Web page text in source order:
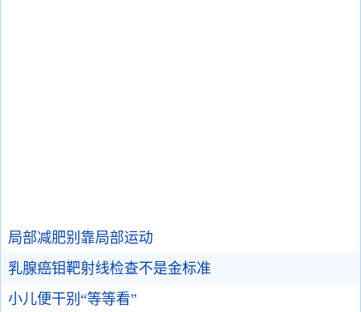
局部减肥别靠局部运动
乳腺癌钼靶射线检查不是金标准
小儿便干别“等等看”